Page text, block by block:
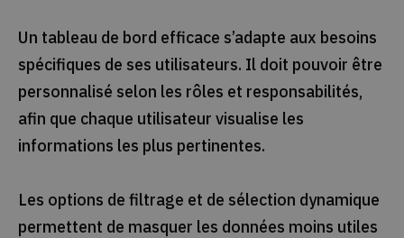
Un tableau de bord efficace s’adapte aux besoins
spécifiques de ses utilisateurs. Il doit pouvoir être
personnalisé selon les rôles et responsabilités,
afin que chaque utilisateur visualise les
informations les plus pertinentes.
Les options de filtrage et de sélection dynamique
permettent de masquer les données moins utiles